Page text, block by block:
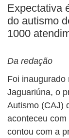
Expectativa
do autismo
1000
Da redação
Foi inaugurado
Jaguariúna, o
Autismo (CAJ)
aconteceu
contou com a